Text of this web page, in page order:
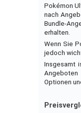
Pokémon
nach
Bundle-
erhalten.
Wenn Sie
jedoch
Insgesamt
Angeboten
Optionen